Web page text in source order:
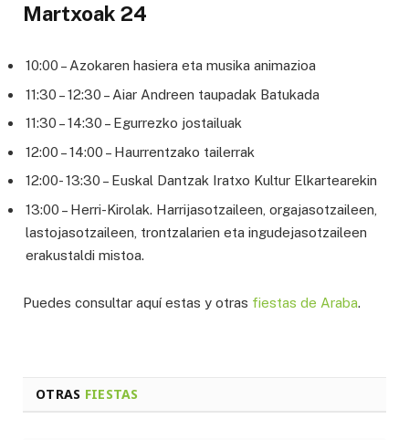
Martxoak 24
10:00 – Azokaren hasiera eta musika animazioa
11:30 – 12:30 – Aiar Andreen taupadak Batukada
11:30 – 14:30 – Egurrezko jostailuak
12:00 – 14:00 – Haurrentzako tailerrak
12:00- 13:30 – Euskal Dantzak Iratxo Kultur Elkartearekin
13:00 – Herri-Kirolak. Harrijasotzaileen, orgajasotzaileen,
lastojasotzaileen, trontzalarien eta ingudejasotzaileen
erakustaldi mistoa.
Puedes consultar aquí estas y otras fiestas de Araba.
OTRAS FIESTAS